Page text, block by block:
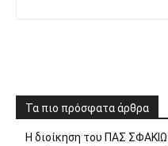
Τα πιο πρόσφατα άρθρα
Η διοίκηση του ΠΑΣ